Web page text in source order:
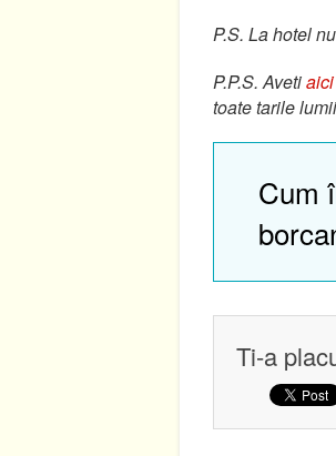
P.S. La hotel
P.P.S. Aveti
toate tarile
Cum
Ti-a